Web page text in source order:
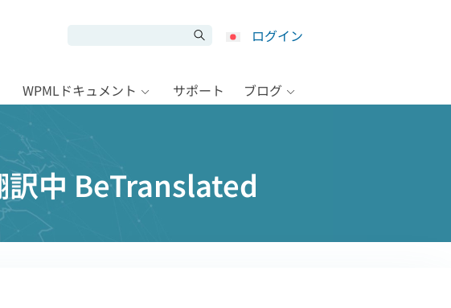
ログイン
WPMLドキュメント サポート ブログ
中 BeTranslated